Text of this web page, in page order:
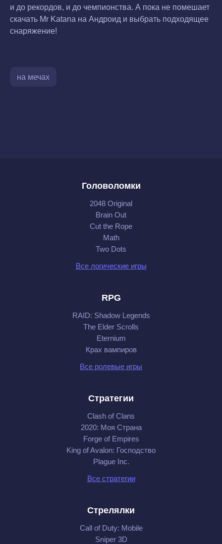
и до рекордов, и до чемпионства. А пока не помешает
скачать Mr Katana на Андроид и выбрать подходящее
снаряжение!
на мечах
Головоломки
2048 Original
Brain Out
Cut the Rope
Math
Two Dots
Все логические игры
RPG
RAID: Shadow Legends
The Elder Scrolls
Eternium
Крах вампиров
Все ролевые игры
Стратегии
Clash of Clans
2020: Моя Cтрана
Forge of Empires
King of Avalon: Господство
Plague Inc.
Все стратегии
Стрелялки
Call of Duty: Mobile
Sniper 3D